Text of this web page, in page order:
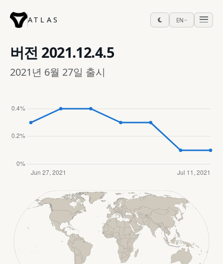
ATLAS EN
버전 2021.12.4.5
2021년 6월 27일 출시